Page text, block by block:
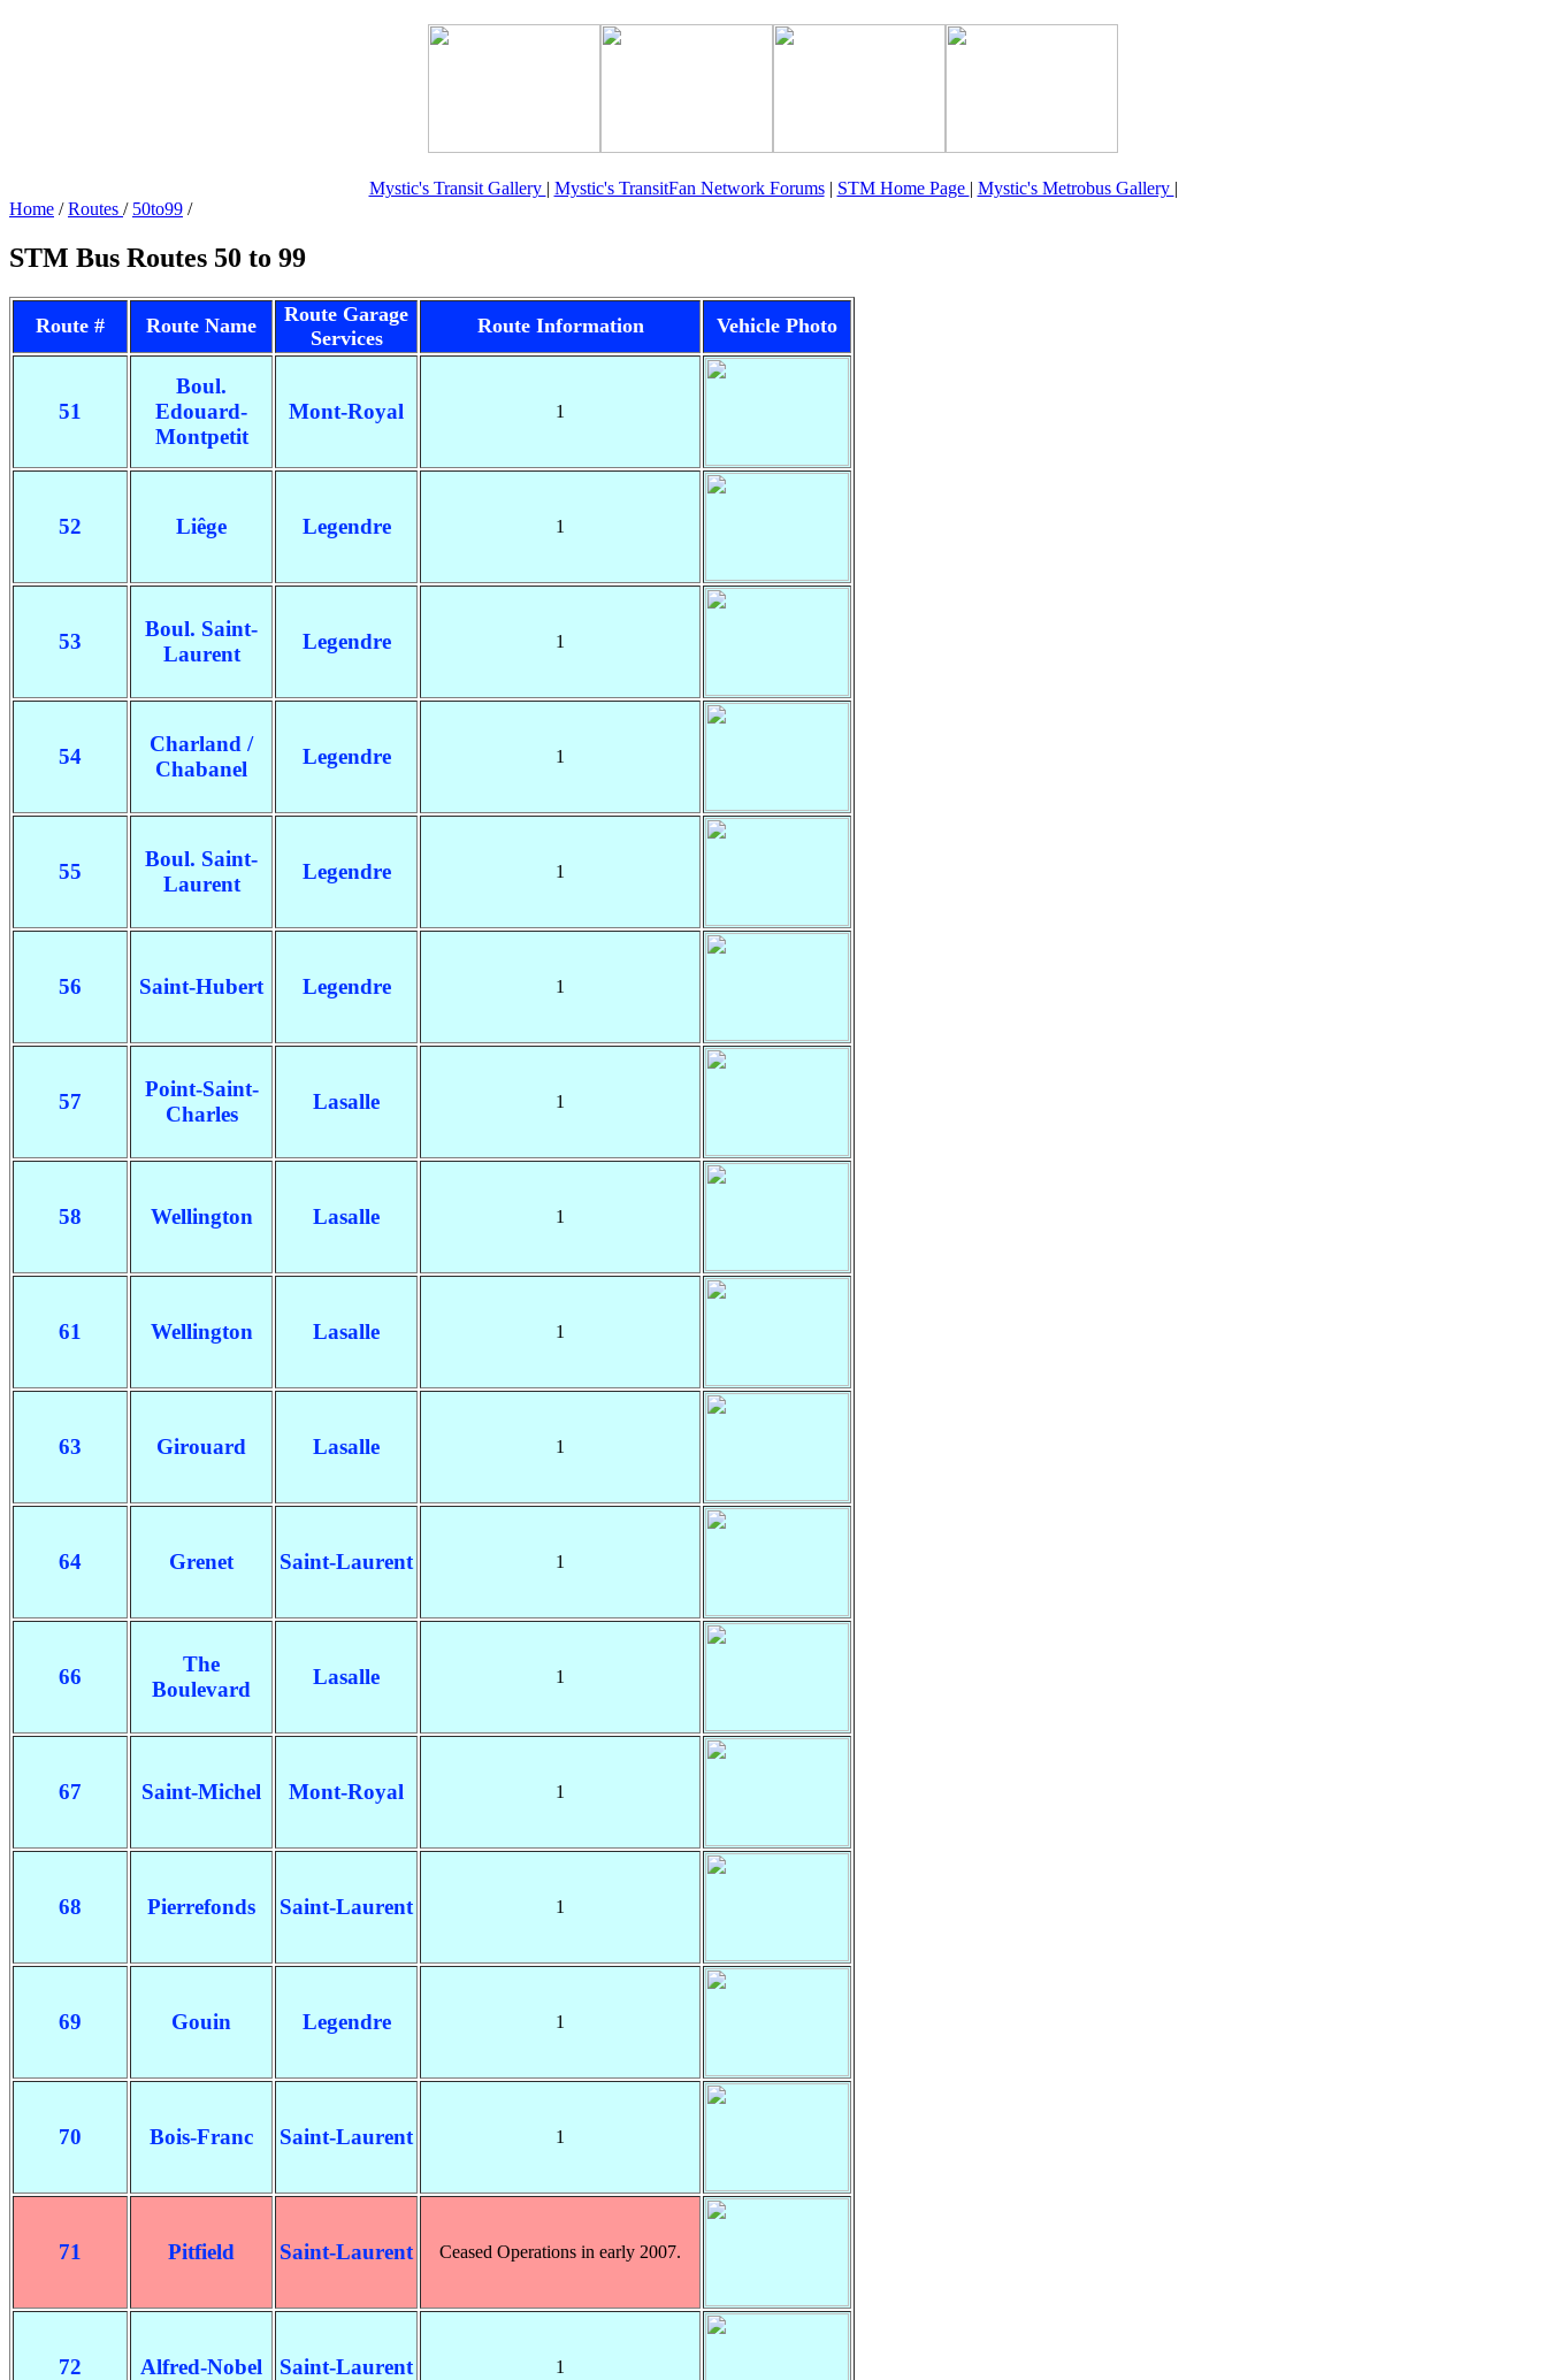
Mystic's Transit Gallery | Mystic's TransitFan Network Forums| STM Home Page | Mystic's Metrobus Gallery |
Home /Routes / 50to99 /
STM Bus Routes 50 to 99
Route # Route Name
Route Garage
Services
Route Information Vehicle Photo
51
Boul.
Edouard-
Montpetit
Mont-Royal 1
52 Liêge Legendre 1
53
Boul. Saint-
Laurent
Legendre 1
54
Charland /
Chabanel
Legendre 1
55
Boul. Saint-
Laurent
Legendre 1
56 Saint-Hubert Legendre 1
57
Point-Saint-
Charles
Lasalle 1
58 Wellington Lasalle 1
61 Wellington Lasalle 1
63 Girouard Lasalle 1
64 Grenet Saint-Laurent 1
66
The
Boulevard
Lasalle 1
67 Saint-Michel Mont-Royal 1
68 Pierrefonds Saint-Laurent 1
69 Gouin Legendre 1
70 Bois-Franc Saint-Laurent 1
71 Pitfield Saint-Laurent Ceased Operations in early 2007.
72 Alfred-Nobel Saint-Laurent 1